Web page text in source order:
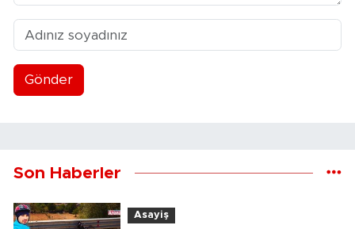
Gönder
Son Haberler
Asayiş